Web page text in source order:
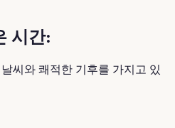
시간:
씨와 쾌적한 기후를 가지고 있